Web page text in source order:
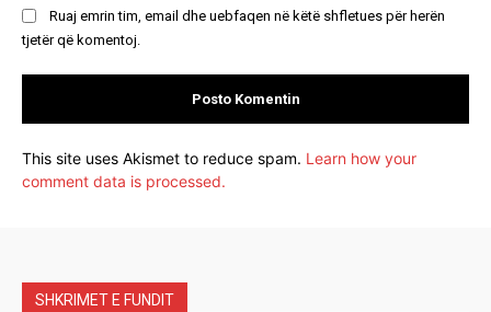
Ruaj emrin tim, email dhe uebfaqen në këtë shfletues për herën
tjetër që komentoj.
This site uses Akismet to reduce spam. Learn how your
comment data is processed.
SHKRIMET E FUNDIT